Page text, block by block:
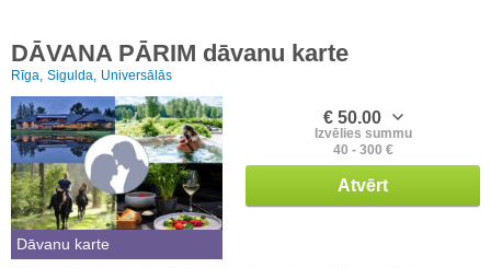
DĀVANA PĀRIM dāvanu karte
Rīga, Sigulda, Universālās
Dāvanu karte
€ 50.00
Izvēlies summu
40 - 300 €
Atvērt